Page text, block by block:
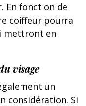
En fonction de
coiffeur pourra
mettront en
visage
un
considération. Si